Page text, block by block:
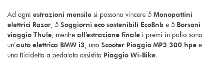
Ad ogni estrazioni mensile si possono vincere 5 Monopattini
elettrici Razor, 5 Soggiorni eco sostenibili EcoBnb e 5 Borsoni
viaggio Thule; mentre all’estrazione finale i premi in palio sono
un’auto elettrica BMW i3, uno Scooter Piaggio MP3 300 hpe e
una Bicicletta a pedalata assistita Piaggio Wi-Bike.